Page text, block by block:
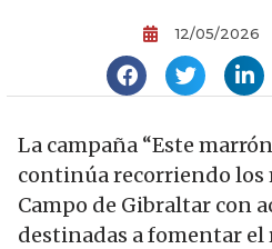
12/05/2026
La campaña “Este
continúa recorriendo
Campo de Gibraltar con
destinadas a fomentar el